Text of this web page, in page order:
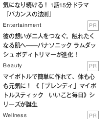
気になり続ける！ 1話15分ドラマ
『バカンスの法則』
Entertainment PR
彼の想いが二人をつなぐ。触れたく
なる肌へ──パナソニック ラムダッ
シュ ボディトリマーが進化！
Beauty PR
マイボトルで簡単に作れて、体も心
も元気に！ 《「ブレンディ」マイボ
トルスティック いいこと毎日》シ
リーズが誕生
Wellness PR